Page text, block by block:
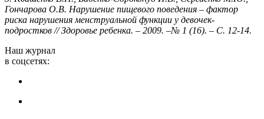
Гончарова О.В. Нарушение пищевого поведения – фактор
риска нарушения менструальной функции у девочек-
подростков // Здоровье ребенка. – 2009. –№ 1 (16). – С. 12-14.
Наш журнал
в соцсетях: